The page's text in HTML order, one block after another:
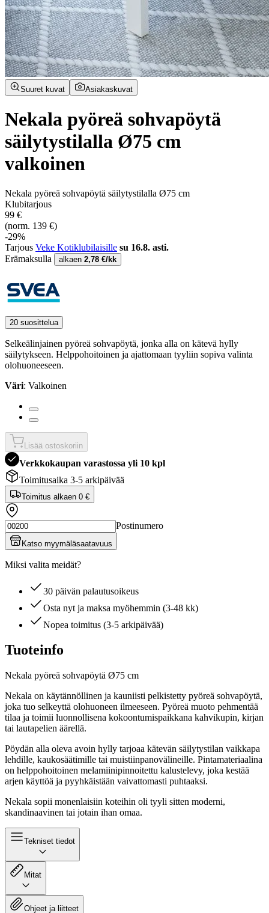
Suuret kuvat Asiakaskuvat
Nekala pyöreä sohvapöytä
säilytystilalla Ø75 cm
valkoinen
Nekala pyöreä sohvapöytä säilytystilalla Ø75 cm
Klubitarjous
99 €
(norm. 139 €)
-29%
Tarjous Veke Kotiklubilaisille su 16.8. asti.
Erämaksulla
alkaen 2,78 €/kk
20 suosittelua
Selkeälinjainen pyöreä sohvapöytä, jonka alla on kätevä hylly
säilytykseen. Helppohoitoinen ja ajattomaan tyyliin sopiva valinta
olohuoneeseen.
Väri: Valkoinen
Lisää ostoskoriin
Verkkokaupan varastossa yli 10 kpl
Toimitusaika 3-5 arkipäivää
Toimitus alkaen 0 €
Postinumero
Katso myymäläsaatavuus
Miksi valita meidät?
30 päivän palautusoikeus
Osta nyt ja maksa myöhemmin (3-48 kk)
Nopea toimitus (3-5 arkipäivää)
Tuoteinfo
Nekala pyöreä sohvapöytä Ø75 cm
Nekala on käytännöllinen ja kauniisti pelkistetty pyöreä sohvapöytä,
joka tuo selkeyttä olohuoneen ilmeeseen. Pyöreä muoto pehmentää
tilaa ja toimii luonnollisena kokoontumispaikkana kahvikupin, kirjan
tai lautapelien äärellä.
Pöydän alla oleva avoin hylly tarjoaa kätevän säilytystilan vaikkapa
lehdille, kaukosäätimille tai muistiinpanovälineille. Pintamateriaalina
on helppohoitoinen melamiinipinnoitettu kalustelevy, joka kestää
arjen käyttöä ja pyyhkäistään vaivattomasti puhtaaksi.
Nekala sopii monenlaisiin koteihin oli tyyli sitten moderni,
skandinaavinen tai jotain ihan omaa.
Tekniset tiedot
Mitat
Ohjeet ja liitteet